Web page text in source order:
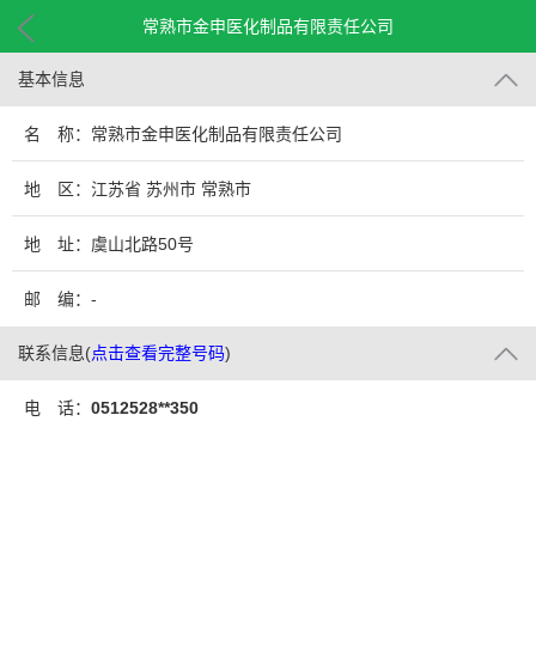
常熟市金申医化制品有限责任公司
基本信息
名 称：常熟市金申医化制品有限责任公司
地 区：江苏省 苏州市 常熟市
地 址：虞山北路50号
邮 编：-
联系信息(点击查看完整号码)
电 话： 0512528**350